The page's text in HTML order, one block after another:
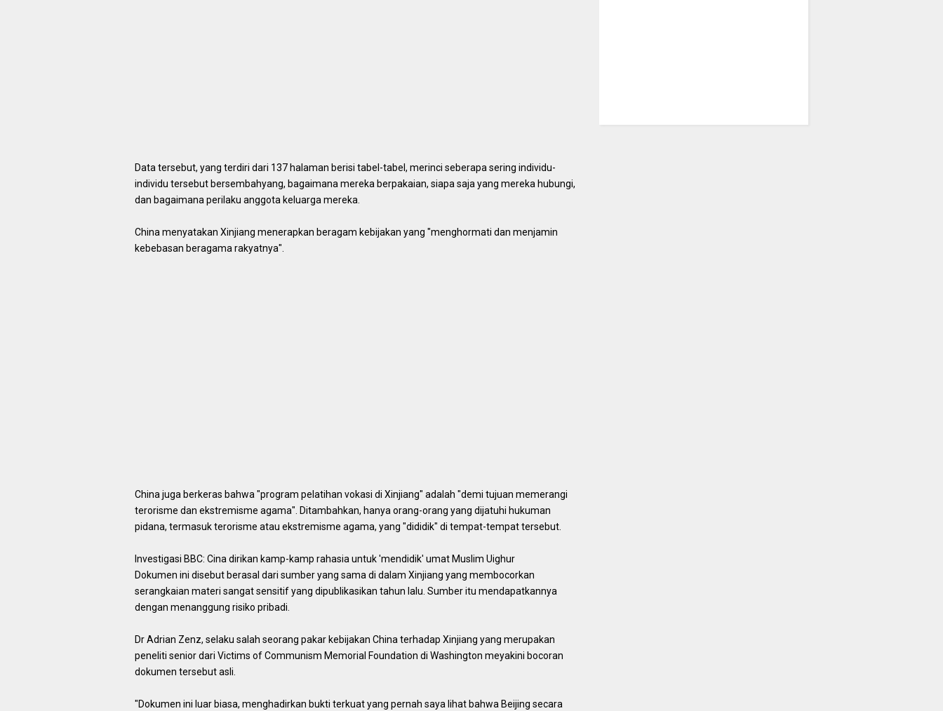
Data tersebut, yang terdiri dari 137 halaman berisi tabel-tabel, merinci seberapa sering individu-
individu tersebut bersembahyang, bagaimana mereka berpakaian, siapa saja yang mereka hubungi,
dan bagaimana perilaku anggota keluarga mereka.
China menyatakan Xinjiang menerapkan beragam kebijakan yang "menghormati dan menjamin
kebebasan beragama rakyatnya".
China juga berkeras bahwa "program pelatihan vokasi di Xinjiang" adalah "demi tujuan memerangi
terorisme dan ekstremisme agama". Ditambahkan, hanya orang-orang yang dijatuhi hukuman
pidana, termasuk terorisme atau ekstremisme agama, yang "dididik" di tempat-tempat tersebut.
Investigasi BBC: Cina dirikan kamp-kamp rahasia untuk 'mendidik' umat Muslim Uighur
Dokumen ini disebut berasal dari sumber yang sama di dalam Xinjiang yang membocorkan
serangkaian materi sangat sensitif yang dipublikasikan tahun lalu. Sumber itu mendapatkannya
dengan menanggung risiko pribadi.
Dr Adrian Zenz, selaku salah seorang pakar kebijakan China terhadap Xinjiang yang merupakan
peneliti senior dari Victims of Communism Memorial Foundation di Washington meyakini bocoran
dokumen tersebut asli.
"Dokumen ini luar biasa, menghadirkan bukti terkuat yang pernah saya lihat bahwa Beijing secara